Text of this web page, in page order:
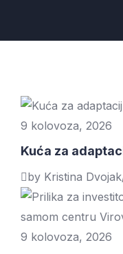
9 kolovoza, 2026
Kuća za
by Kristina Dvojak
9 kolovoza, 2026